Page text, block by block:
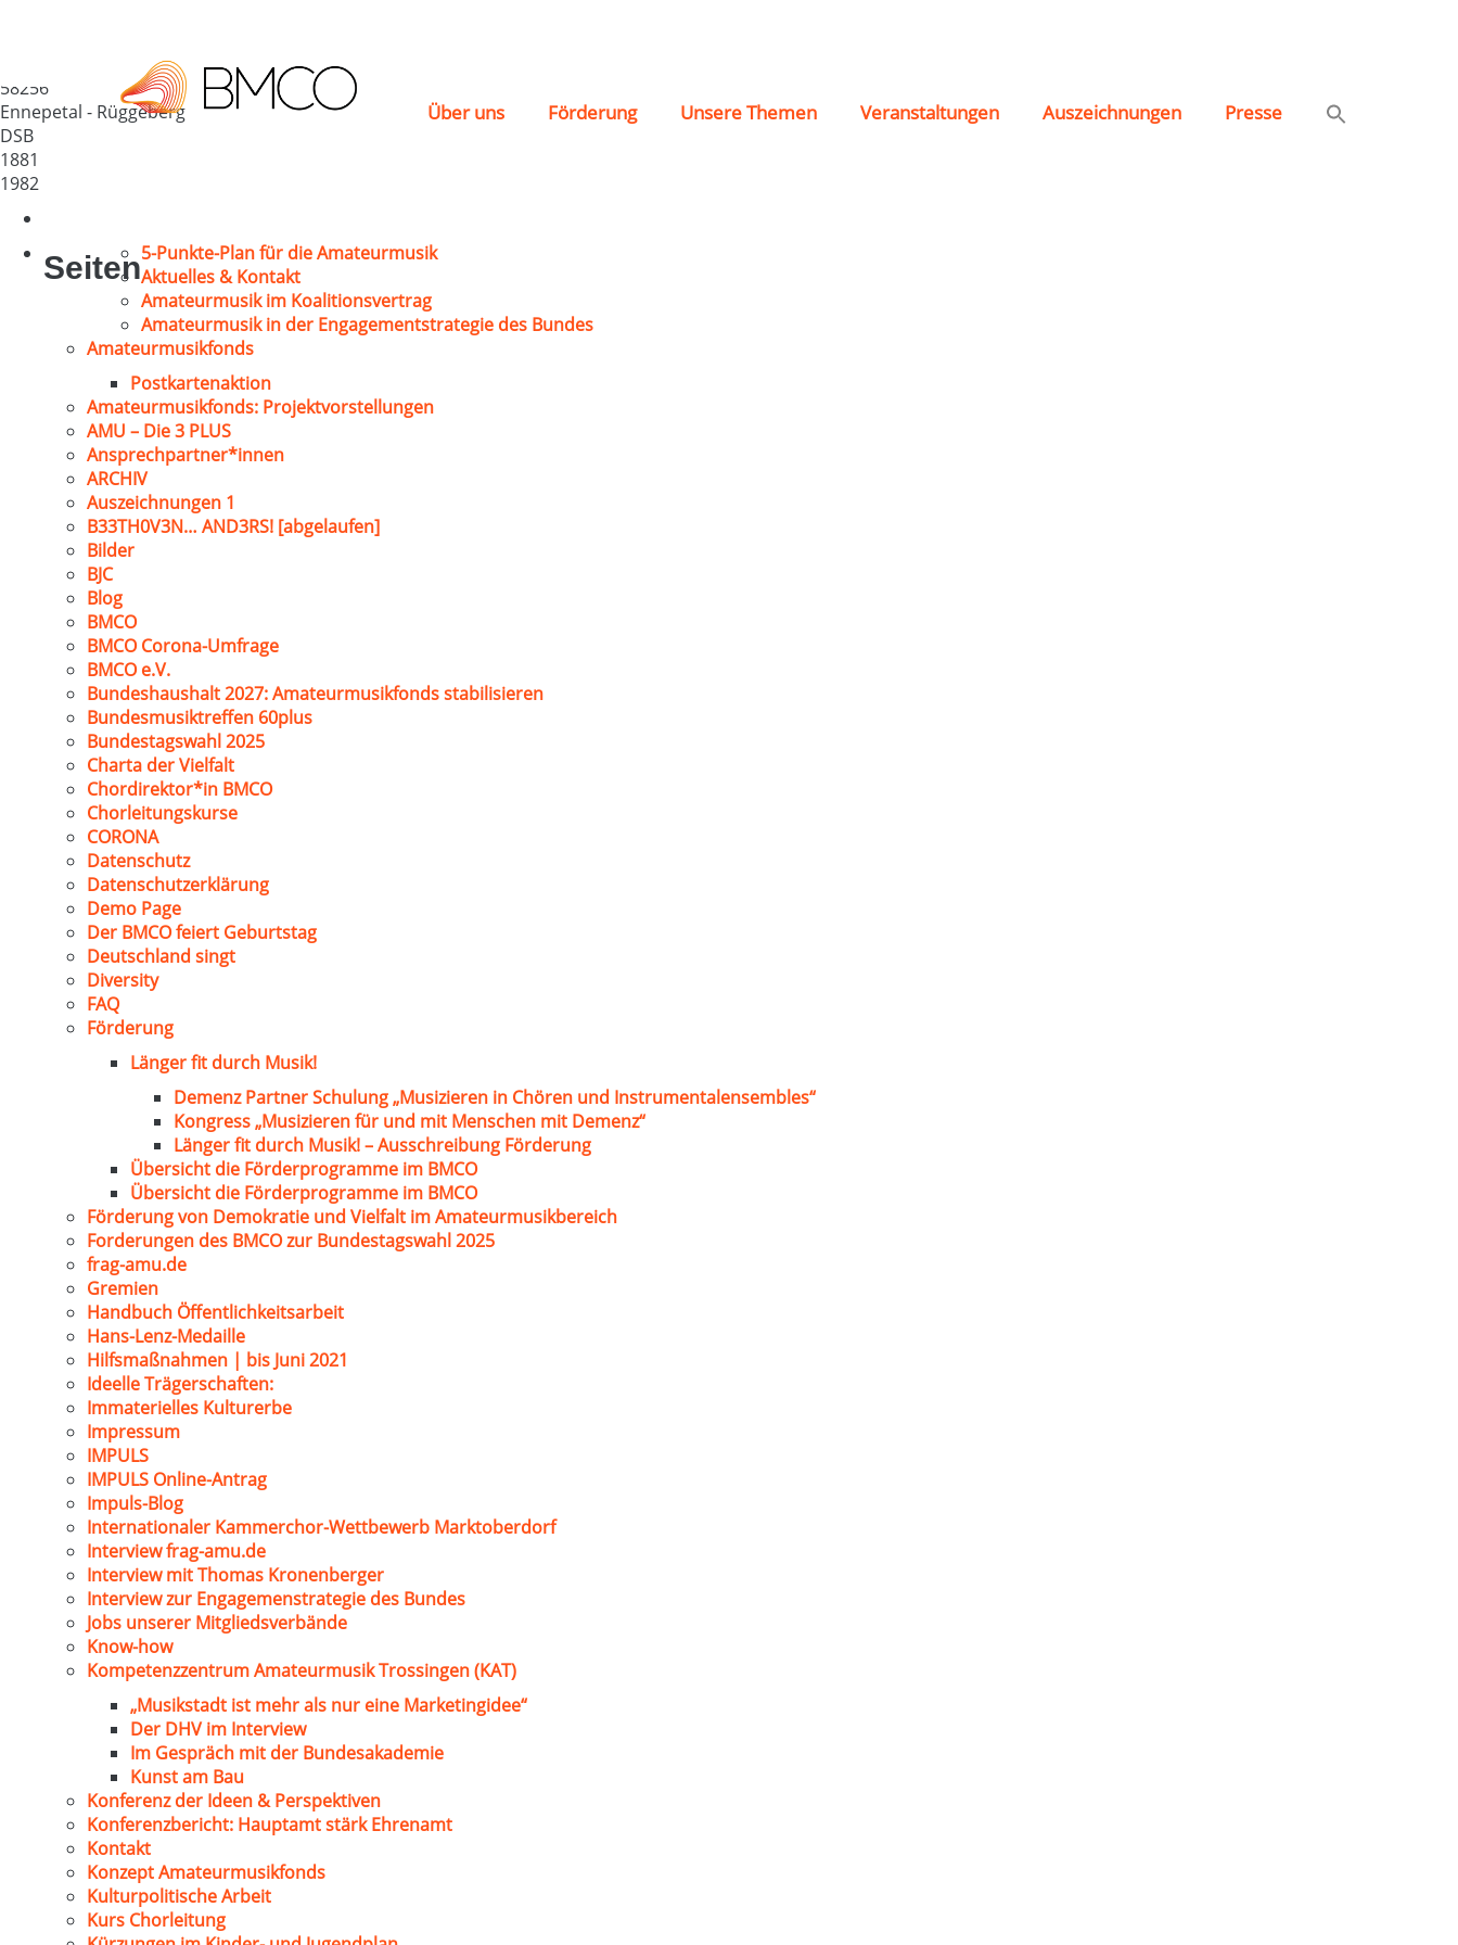
Über uns Förderung Unsere Themen Veranstaltungen Auszeichnungen Presse
58256
Ennepetal - Rüggeberg
DSB
1881
1982
Seiten5-Punkte-Plan für die Amateurmusik
Aktuelles & Kontakt
Amateurmusik im Koalitionsvertrag
Amateurmusik in der Engagementstrategie des Bundes
Amateurmusikfonds
Postkartenaktion
Amateurmusikfonds: Projektvorstellungen
AMU – Die 3 PLUS
Ansprechpartner*innen
ARCHIV
Auszeichnungen 1
B33TH0V3N… AND3RS! [abgelaufen]
Bilder
BJC
Blog
BMCO
BMCO Corona-Umfrage
BMCO e.V.
Bundeshaushalt 2027: Amateurmusikfonds stabilisieren
Bundesmusiktreffen 60plus
Bundestagswahl 2025
Charta der Vielfalt
Chordirektor*in BMCO
Chorleitungskurse
CORONA
Datenschutz
Datenschutzerklärung
Demo Page
Der BMCO feiert Geburtstag
Deutschland singt
Diversity
FAQ
Förderung
Länger fit durch Musik!
Demenz Partner Schulung „Musizieren in Chören und Instrumentalensembles“
Kongress „Musizieren für und mit Menschen mit Demenz“
Länger fit durch Musik! – Ausschreibung Förderung
Übersicht die Förderprogramme im BMCO
Übersicht die Förderprogramme im BMCO
Förderung von Demokratie und Vielfalt im Amateurmusikbereich
Forderungen des BMCO zur Bundestagswahl 2025
frag-amu.de
Gremien
Handbuch Öffentlichkeitsarbeit
Hans-Lenz-Medaille
Hilfsmaßnahmen | bis Juni 2021
Ideelle Trägerschaften:
Immaterielles Kulturerbe
Impressum
IMPULS
IMPULS Online-Antrag
Impuls-Blog
Internationaler Kammerchor-Wettbewerb Marktoberdorf
Interview frag-amu.de
Interview mit Thomas Kronenberger
Interview zur Engagemenstrategie des Bundes
Jobs unserer Mitgliedsverbände
Know-how
Kompetenzzentrum Amateurmusik Trossingen (KAT)
„Musikstadt ist mehr als nur eine Marketingidee“
Der DHV im Interview
Im Gespräch mit der Bundesakademie
Kunst am Bau
Konferenz der Ideen & Perspektiven
Konferenzbericht: Hauptamt stärk Ehrenamt
Kontakt
Konzept Amateurmusikfonds
Kulturpolitische Arbeit
Kurs Chorleitung